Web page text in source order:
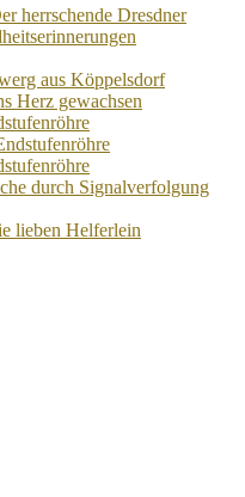
herrschende Dresdner
aus Köppelsdorf
Herz gewachsen
durch Signalverfolgung
lieben Helferlein